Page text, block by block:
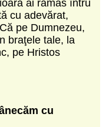
ai rămas întru
cu adevărat,
pe Dumnezeu,
braţele tale, la
pe Hristos
cu